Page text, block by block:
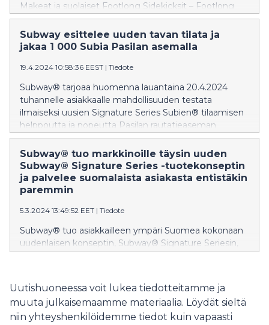
Makeat ja suolaiset Footlong Sidekicksit – Footlong
Cookie, Footlong Churro ja Footlong Dippers ovat
saatavilla 14.8. lähtien osallistuvissa Subway-
ravintoloissa ympäri Suomea. Footlong Sidekicksien
Subway esittelee uuden tavan tilata ja
jakaa 1 000 Subia Pasilan asemalla
19.4.2024 10:58:36 EEST | Tiedote
Subway® tarjoaa huomenna lauantaina 20.4.2024
tuhannelle asiakkaalle mahdollisuuden testata
ilmaiseksi uusien Signature Series Subien® tilaamisen
helppoutta ja nopeutta Pasilan rautatieaseman
Subway-ravintolassa.
Subway® tuo markkinoille täysin uuden
Subway® Signature Series -tuotekonseptin
ja palvelee suomalaista asiakasta entistäkin
paremmin
5.3.2024 13:49:52 EET | Tiedote
Subway® tuo asiakkailleen ympäri Suomea kokonaan
uudenlaisen konseptin, Subway® Signature Seriesin,
Subway® Signature Series -tuotteet ovat saatavilla
Suomessa huomisesta lähtien.
Uutishuoneessa voit lukea tiedotteitamme ja
muuta julkaisemaamme materiaalia. Löydät sieltä
niin yhteyshenkilöidemme tiedot kuin vapaasti